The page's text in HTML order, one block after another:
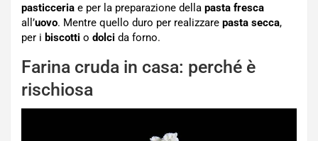
pasticceria e per la preparazione della pasta fresca
all’uovo. Mentre quello duro per realizzare pasta secca,
per i biscotti o dolci da forno.
Farina cruda in casa: perché è
rischiosa